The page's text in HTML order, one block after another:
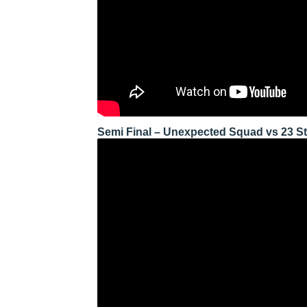
Semi Final – Unexpected Squad vs 23